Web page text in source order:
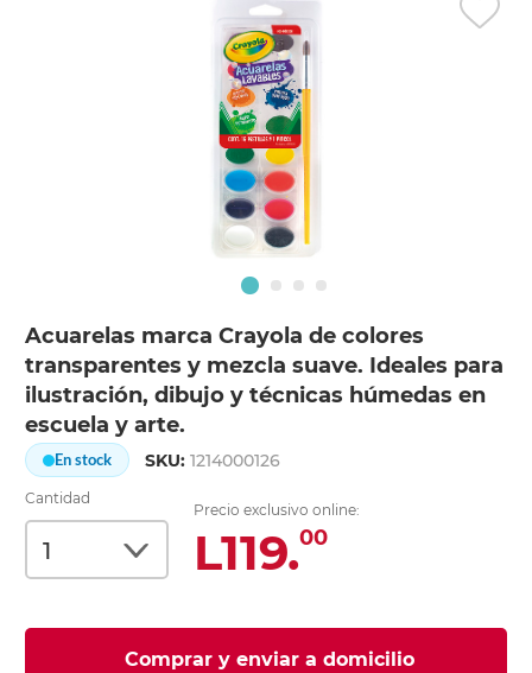
Acuarelas marca Crayola de colores
transparentes y mezcla suave. Ideales para
ilustración, dibujo y técnicas húmedas en
escuela y arte.
En stock SKU:1214000126
Cantidad
Precio exclusivo online:
L119.00
Comprar y enviar a domicilio